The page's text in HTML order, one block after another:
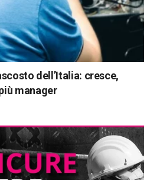
dell’Italia: cresce,
manager